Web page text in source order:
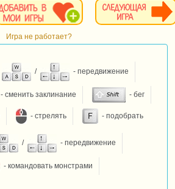
Игра не работает?
/ - передвижение
- сменить заклинание - бег
- стрелять - подобрать
/ - передвижение
- командовать монстрами